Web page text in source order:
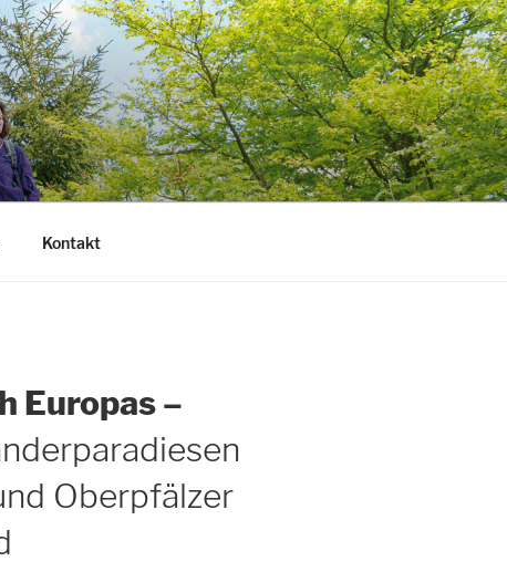
Kontakt
Europas –
Oberpfälzer